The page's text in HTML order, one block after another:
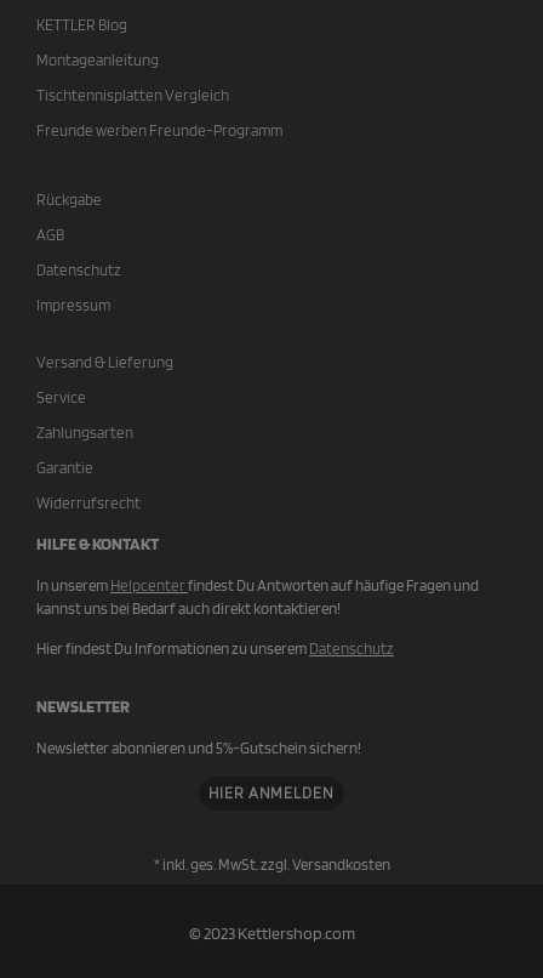
KETTLER Blog
Montageanleitung
Tischtennisplatten Vergleich
Freunde werben Freunde-Programm
Rückgabe
AGB
Datenschutz
Impressum
Versand & Lieferung
Service
Zahlungsarten
Garantie
Widerrufsrecht
HILFE & KONTAKT
In unserem Helpcenter findest Du Antworten auf häufige Fragen und
kannst uns bei Bedarf auch direkt kontaktieren!
Hier findest Du Informationen zu unserem Datenschutz
NEWSLETTER
Newsletter abonnieren und 5%-Gutschein sichern!
HIER ANMELDEN
* inkl. ges. MwSt. zzgl. Versandkosten
© 2023 Kettlershop.com